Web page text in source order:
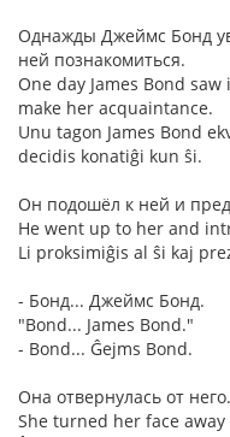
Однажды Джеймс Бонд
ней познакомиться.
One day James Bond
make her acquaintance.
Unu tagon James Bond
decidis konatiĝi kun ŝi.
Он подошёл к ней и
He went up to her and
Li proksimiĝis al ŝi kaj
- Бонд... Джеймс Бонд.
"Bond... James Bond."
- Bond... Ĝejms Bond.
Она отвернулась от него.
She turned her face